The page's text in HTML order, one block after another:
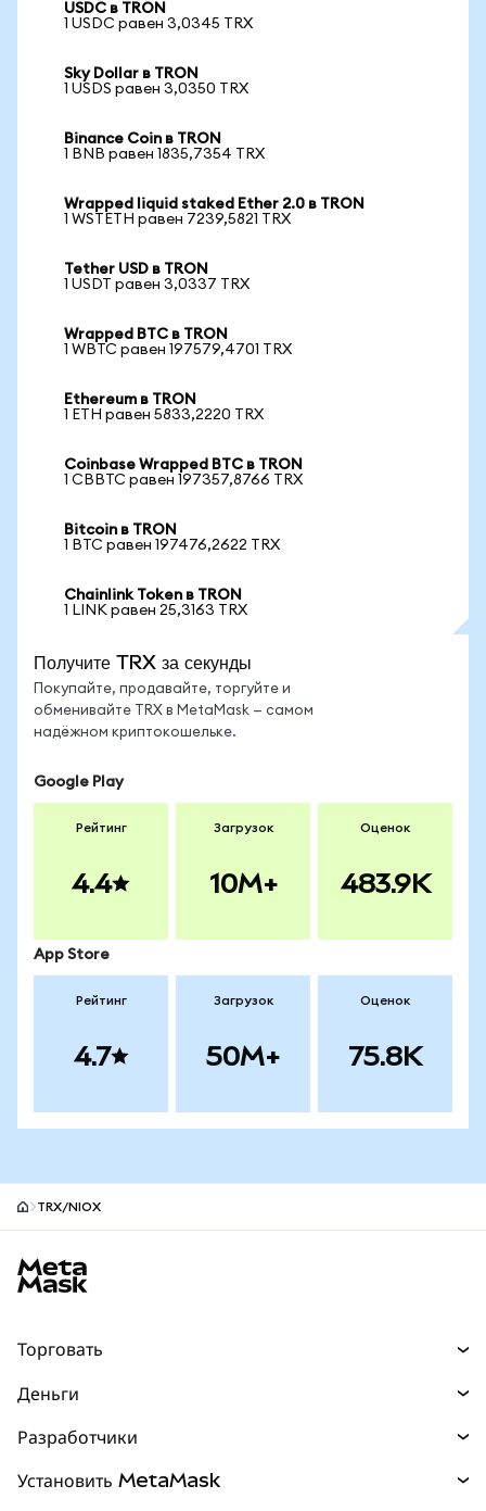
USDC в TRON
1 USDC равен 3,0345 TRX
Sky Dollar в TRON
1 USDS равен 3,0350 TRX
Binance Coin в TRON
1 BNB равен 1835,7354 TRX
Wrapped liquid staked Ether 2.0 в TRON
1 WSTETH равен 7239,5821 TRX
Tether USD в TRON
1 USDT равен 3,0337 TRX
Wrapped BTC в TRON
1 WBTC равен 197579,4701 TRX
Ethereum в TRON
1 ETH равен 5833,2220 TRX
Coinbase Wrapped BTC в TRON
1 CBBTC равен 197357,8766 TRX
Bitcoin в TRON
1 BTC равен 197476,2622 TRX
Chainlink Token в TRON
1 LINK равен 25,3163 TRX
Получите TRX за секунды
Покупайте, продавайте, торгуйте и
обменивайте TRX в MetaMask — самом
надёжном криптокошельке.
Google Play
Рейтинг
4.4
Загрузок
10M+
Оценок
483.9K
App Store
Рейтинг
4.7
Загрузок
50M+
Оценок
75.8K
TRX/NIOX
Торговать
Прогнозы
Перпы НОВИНКА
Деньги
mUSD
Разработчики
Установить MetaMask